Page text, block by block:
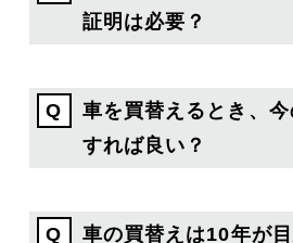
証明は必要？
車を買替えるとき、今
すれば良い？
車の買替えは10年が目